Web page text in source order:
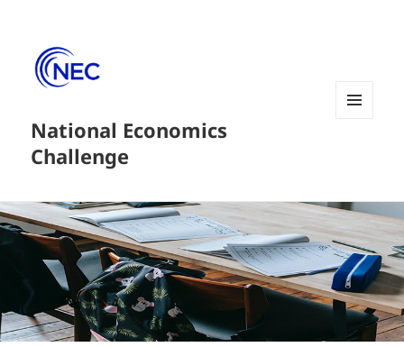
National Economics
Challenge